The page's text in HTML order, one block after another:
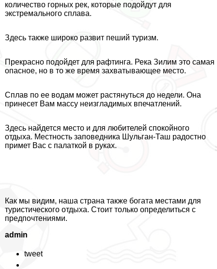
количество горных рек, которые подойдут для
экстремального сплава.
Здесь также широко развит пеший туризм.
Прекрасно подойдет для рафтинга. Река Зилим это самая
опасное, но в то же время захватывающее место.
Сплав по ее водам может растянуться до недели. Она
принесет Вам массу неизгладимых впечатлений.
Здесь найдется место и для любителей спокойного
отдыха. Местность заповедника Шульган-Таш радостно
примет Вас с палаткой в руках.
Как мы видим, наша страна также богата местами для
туристического отдыха. Стоит только определиться с
предпочтениями.
admin
tweet